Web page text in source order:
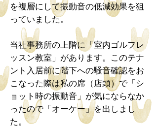
を複層にして振動音の低減効果を狙
っていました。
当社事務所の上階に「室内ゴルフレ
ッスン教室」があります。このテナ
ント入居前に階下への騒音確認をお
こなった際は私の席（店頭）で「シ
ョット時の振動音」が気にならなか
ったので「オーケー」を出しまし
た。